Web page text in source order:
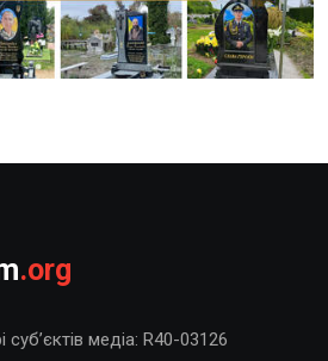
.org
суб’єктів медіа: R40-03126